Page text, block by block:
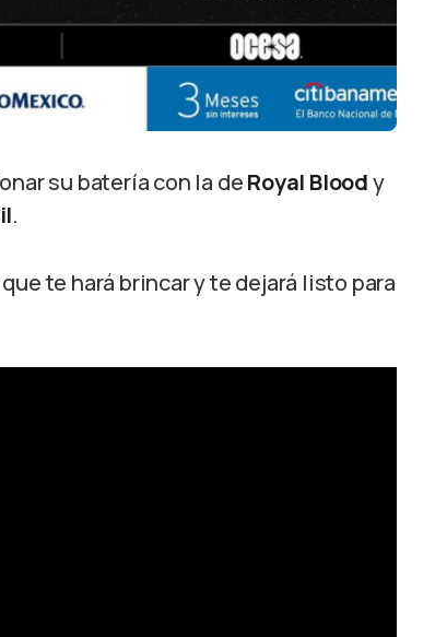
su batería con la deRoyal Bloody
.
te hará brincar y te dejará listo para